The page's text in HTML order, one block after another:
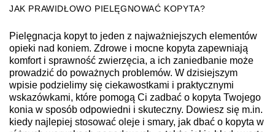
JAK PRAWIDŁOWO PIELĘGNOWAĆ KOPYTA?
Pielęgnacja kopyt to jeden z najważniejszych elementów
opieki nad koniem. Zdrowe i mocne kopyta zapewniają
komfort i sprawność zwierzęcia, a ich zaniedbanie może
prowadzić do poważnych problemów. W dzisiejszym
wpisie podzielimy się ciekawostkami i praktycznymi
wskazówkami, które pomogą Ci zadbać o kopyta Twojego
konia w sposób odpowiedni i skuteczny. Dowiesz się m.in.
kiedy najlepiej stosować oleje i smary, jak dbać o kopyta w